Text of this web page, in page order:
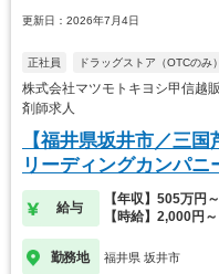
更新日：2026年7月4日
正社員 ドラッグストア（OTCのみ）
株式会社マツモトキヨシ甲信越
剤師求人
【福井県坂井市／三
リーディングカンパニ
給与
【年収】505万円
【時給】2,000円～
勤務地 福井県 坂井市